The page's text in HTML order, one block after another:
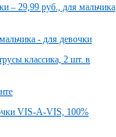
– 29,99 руб., для мальчика
- для девочки
классика, 2 шт. в
VIS-A-VIS, 100%